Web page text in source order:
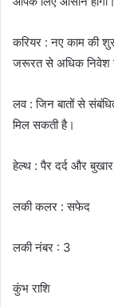
करियर : नए काम की
जरूरत से अधिक निवेश
लव : जिन बातों से
मिल सकती है।
हेल्थ : पैर दर्द और
लकी कलर : सफेद
लकी नंबर : 3
कुंभ राशि